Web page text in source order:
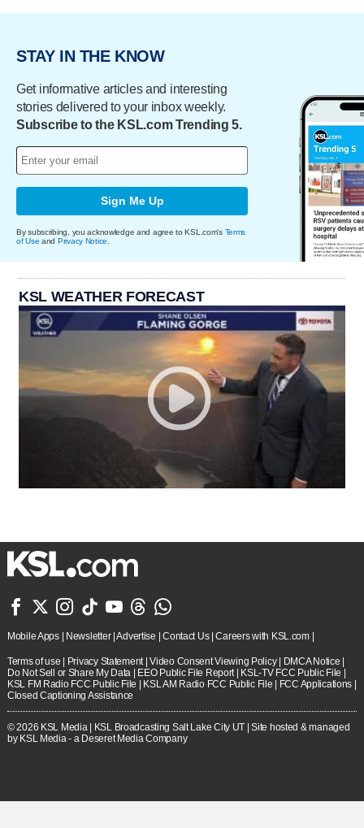
STAY IN THE KNOW
Get informative articles and interesting
stories delivered to your inbox weekly.
Subscribe to the KSL.com Trending 5.
Sign Me Up
By subscribing, you acknowledge and agree to KSL.com's Terms
of Use and Privacy Notice
KSL WEATHER FORECAST
      
Mobile Apps| Newsletter|Advertise |Contact Us|Careers with KSL.com|
Terms of use Privacy Statement|Video Consent Viewing Policy| DMCA Notice
Do Not Sell or Share My Data
EEO Public File Report| KSL-TV FCC Public File
KSL FM Radio FCC Public File
KSL AM Radio FCC Public File FCC Applications
Closed Captioning Assistance
© 2026 KSL Media| KSL Broadcasting Salt Lake City UT | Site hosted & managed
by KSL Media - a Deseret Media Company